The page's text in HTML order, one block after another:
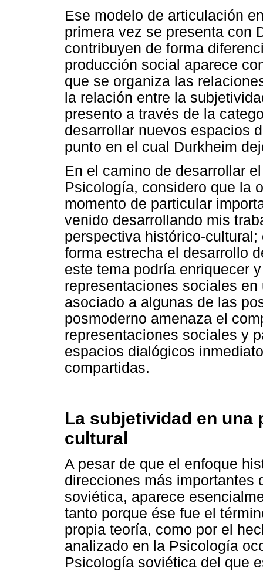
Ese modelo de articulación
primera vez se presenta con
contribuyen de forma
producción social aparece
que se organiza las
la relación entre la
presento a través de la
desarrollar nuevos espacios
punto en el cual Durkheim
En el camino de desarrollar
Psicología, considero que la
momento de particular
venido desarrollando mis
perspectiva histórico-
forma estrecha el desarrollo
este tema podría enriquecer
representaciones sociales
asociado a algunas de las
posmoderno amenaza el
representaciones sociales y
espacios dialógicos
compartidas.
La subjetividad en
cultural
A pesar de que el enfoque
direcciones más importantes
soviética, aparece
tanto porque ése fue el
propia teoría, como por el
analizado en la Psicología
Psicología soviética del que